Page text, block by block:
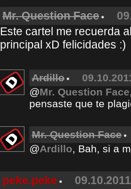
Mr. Question Face
Este cartel me recuerda
principal xD felicidades :)
Ardillo
@Mr. Question Face
pensaste que te
Mr. Question Face
@Ardillo, Bah, si a
peke.peke